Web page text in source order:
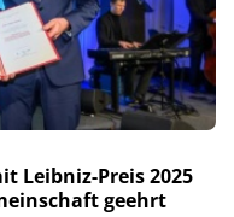
Leibniz-Preis 2025
geehrt